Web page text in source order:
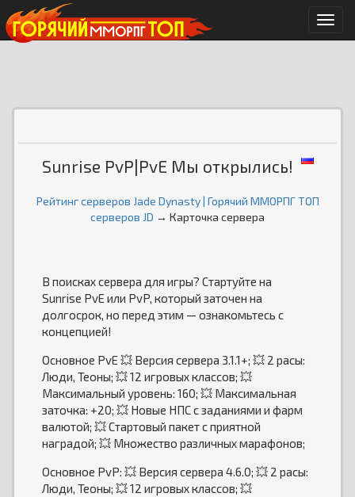
Меню
Sunrise PvP|PvE Мы открылись!
Рейтинг серверов Jade Dynasty | Горячий ММОРПГ ТОП
серверов JD → Карточка сервера
В поисках сервера для игры? Стартуйте на
Sunrise PvE или PvP, который заточен на
долгосрок, но перед этим — ознакомьтесь с
концепцией!
Основное PvE 💥 Версия сервера 3.1.1+; 💥 2 расы:
Люди, Теоны; 💥 12 игровых классов; 💥
Максимальный уровень: 160; 💥 Максимальная
заточка: +20; 💥 Новые НПС с заданиями и фарм
валютой; 💥 Стартовый пакет с приятной
наградой; 💥 Множество различных марафонов;
Основное PvP: 💥 Версия сервера 4.6.0; 💥 2 расы:
Люди, Теоны; 💥 12 игровых классов; 💥